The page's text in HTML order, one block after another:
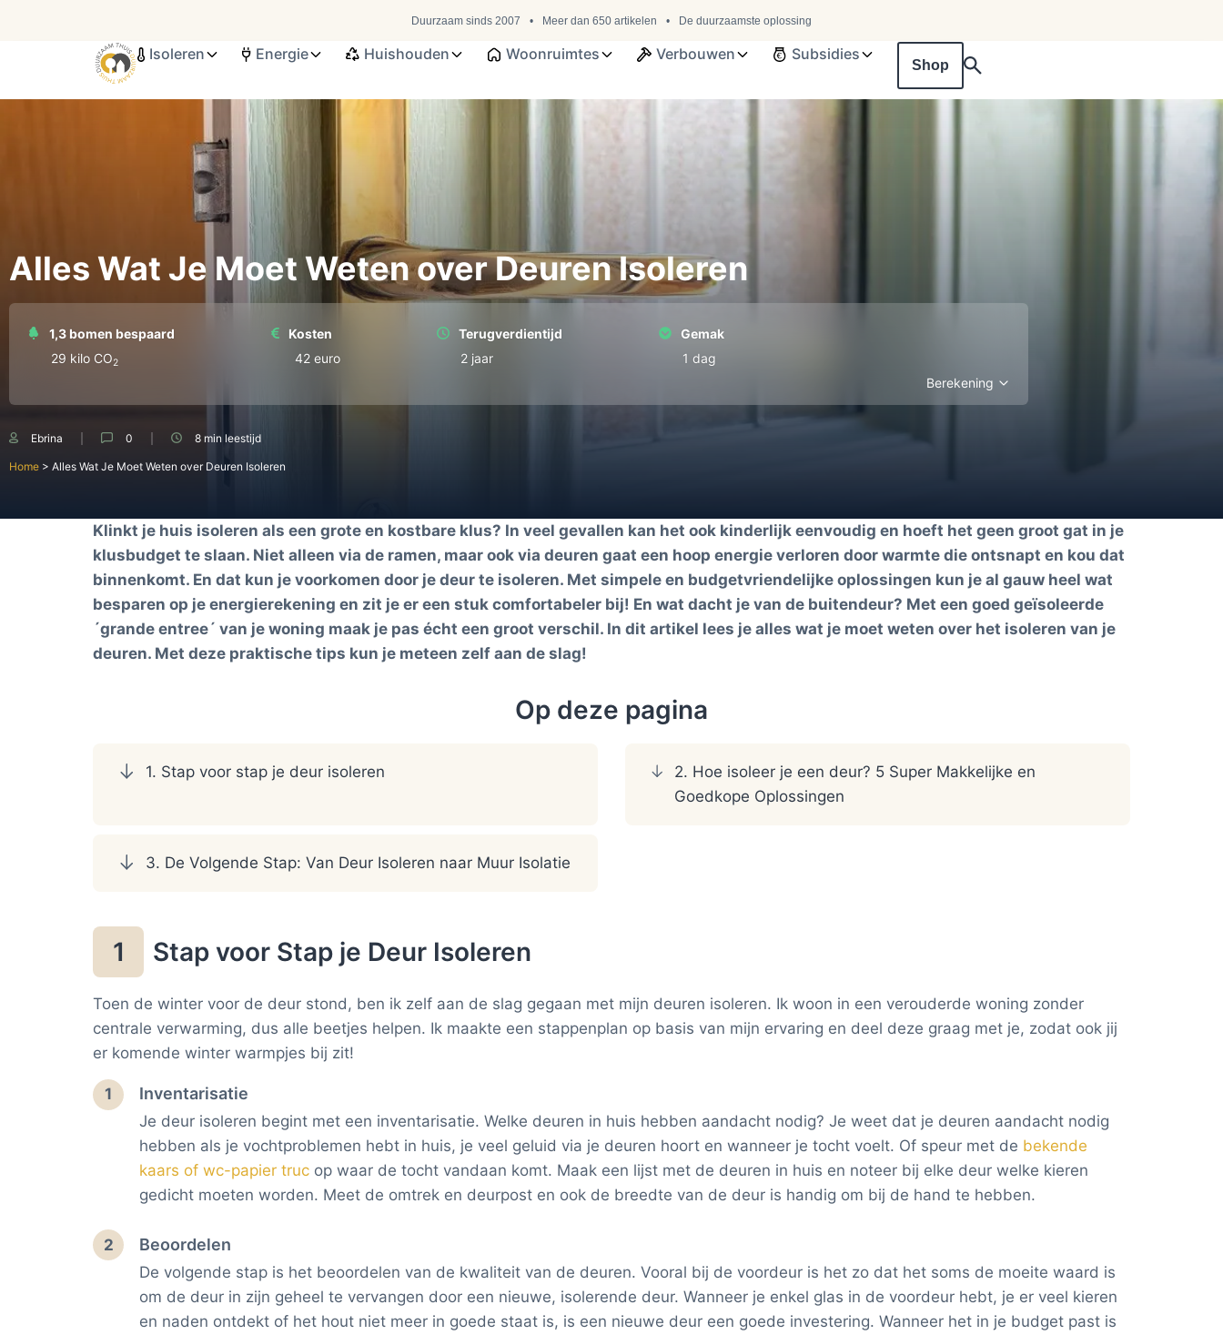
Duurzaam sinds 2007 Meer dan 650 artikelen De duurzaamste oplossing
Isoleren Energie Huishouden Woonruimtes Verbouwen Subsidies
Shop
Alles Wat Je Moet Weten over Deuren Isoleren
1,3 bomen bespaard
29 kilo СО2
Kosten
42 euro
Terugverdientijd
2 jaar
Gemak
1 dag
Berekening
Ebrina 0 8 min leestijd
Home > Alles Wat Je Moet Weten over Deuren Isoleren
Klinkt je huis isoleren als een grote en kostbare klus? In veel gevallen kan het ook kinderlijk eenvoudig en hoeft het geen groot gat in je
klusbudget te slaan. Niet alleen via de ramen, maar ook via deuren gaat een hoop energie verloren door warmte die ontsnapt en kou dat
binnenkomt. En dat kun je voorkomen door je deur te isoleren. Met simpele en budgetvriendelijke oplossingen kun je al gauw heel wat
besparen op je energierekening en zit je er een stuk comfortabeler bij! En wat dacht je van de buitendeur? Met een goed geïsoleerde
´grande entree´ van je woning maak je pas écht een groot verschil. In dit artikel lees je alles wat je moet weten over het isoleren van je
deuren. Met deze praktische tips kun je meteen zelf aan de slag!
Op deze pagina
1. Stap voor stap je deur isoleren
2. Hoe isoleer je een deur? 5 Super Makkelijke en
Goedkope Oplossingen
3. De Volgende Stap: Van Deur Isoleren naar Muur Isolatie
1 Stap voor Stap je Deur Isoleren
Toen de winter voor de deur stond, ben ik zelf aan de slag gegaan met mijn deuren isoleren. Ik woon in een verouderde woning zonder
centrale verwarming, dus alle beetjes helpen. Ik maakte een stappenplan op basis van mijn ervaring en deel deze graag met je, zodat ook jij
er komende winter warmpjes bij zit!
1 Inventarisatie
Je deur isoleren begint met een inventarisatie. Welke deuren in huis hebben aandacht nodig? Je weet dat je deuren aandacht nodig
hebben als je vochtproblemen hebt in huis, je veel geluid via je deuren hoort en wanneer je tocht voelt. Of speur met de bekende
kaars of wc-papier truc op waar de tocht vandaan komt. Maak een lijst met de deuren in huis en noteer bij elke deur welke kieren
gedicht moeten worden. Meet de omtrek en deurpost en ook de breedte van de deur is handig om bij de hand te hebben.
2 Beoordelen
De volgende stap is het beoordelen van de kwaliteit van de deuren. Vooral bij de voordeur is het zo dat het soms de moeite waard is
om de deur in zijn geheel te vervangen door een nieuwe, isolerende deur. Wanneer je enkel glas in de voordeur hebt, je er veel kieren
en naden ontdekt of het hout niet meer in goede staat is, is een nieuwe deur een goede investering. Wanneer het in je budget past is